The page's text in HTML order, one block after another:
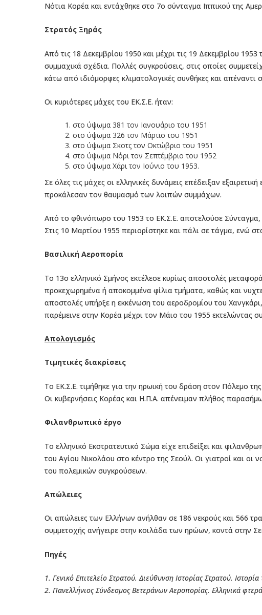
Νότια Κορέα και εντάχθηκε στο 7ο σύνταγμα Ιππικού της
Στρατός Ξηράς
Από τις 18 Δεκεμβρίου 1950 και μέχρι τις 19 Δεκεμβρίου 1953
συμμαχικά σχέδια. Πολλές συγκρούσεις, στις οποίες
κάτω από ιδιόμορφες κλιματολογικές συνθήκες και
Οι κυριότερες μάχες του ΕΚ.Σ.Ε. ήταν:
1. στο ύψωμα 381 τον Ιανουάριο του 1951
2. στο ύψωμα 326 τον Μάρτιο του 1951
3. στο ύψωμα Σκοτς τον Οκτώβριο του 1951
4. στο ύψωμα Νόρι τον Σεπτέμβριο του 1952
5. στο ύψωμα Χάρι τον Ιούνιο του 1953.
Σε όλες τις μάχες οι ελληνικές δυνάμεις επέδειξαν
προκάλεσαν τον θαυμασμό των λοιπών συμμάχων.
Από το φθινόπωρο του 1953 το ΕΚ.Σ.Ε. αποτελούσε Σύνταγμα,
Στις 10 Μαρτίου 1955 περιορίστηκε και πάλι σε τάγμα, ενώ
Βασιλική Αεροπορία
Το 13ο ελληνικό Σμήνος εκτέλεσε κυρίως αποστολές
προκεχωρημένα ή αποκομμένα φίλια τμήματα, καθώς και
αποστολές υπήρξε η εκκένωση του αεροδρομίου του
παρέμεινε στην Κορέα μέχρι τον Μάιο του 1955 εκτελώντας
Απολογισμός
Τιμητικές διακρίσεις
Το ΕΚ.Σ.Ε. τιμήθηκε για την ηρωική του δράση στον Πόλεμο
Οι κυβερνήσεις Κορέας και Η.Π.Α. απένειμαν πλήθος
Φιλανθρωπικό έργο
Το ελληνικό Εκστρατευτικό Σώμα είχε επιδείξει και
του Αγίου Νικολάου στο κέντρο της Σεούλ. Οι γιατροί και οι
του πολεμικών συγκρούσεων.
Απώλειες
Οι απώλειες των Ελλήνων ανήλθαν σε 186 νεκρούς και 566
συμμετοχής ανήγειρε στην κοιλάδα των ηρώων, κοντά στην
Πηγές
1. Γενικό Επιτελείο Στρατού. Διεύθυνση Ιστορίας Στρατού.
2. Πανελλήνιος Σύνδεσμος Βετεράνων Αεροπορίας. Ελληνικά